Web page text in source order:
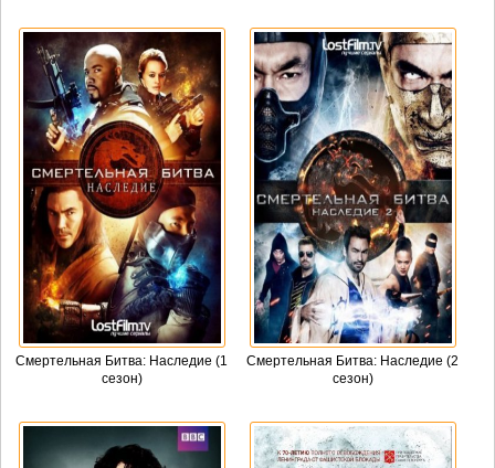
Смертельная Битва: Наследие (1
сезон)
Смертельная Битва: Наследие (2
сезон)